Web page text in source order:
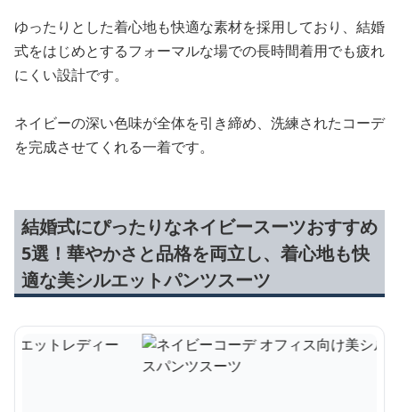
ゆったりとした着心地も快適な素材を採用しており、結婚
式をはじめとするフォーマルな場での長時間着用でも疲れ
にくい設計です。
ネイビーの深い色味が全体を引き締め、洗練されたコーデ
を完成させてくれる一着です。
結婚式にぴったりなネイビースーツおすすめ
5選！華やかさと品格を両立し、着心地も快
適な美シルエットパンツスーツ